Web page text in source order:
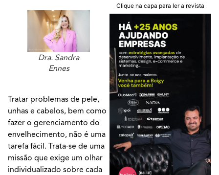
Dra. Sandra
Ennes
Tratar problemas de pele,
unhas e cabelos, bem como
fazer o gerenciamento do
envelhecimento, não é uma
tarefa fácil. Trata-se de uma
missão que exige um olhar
individualizado sobre cada
Clique na capa para ler a revista